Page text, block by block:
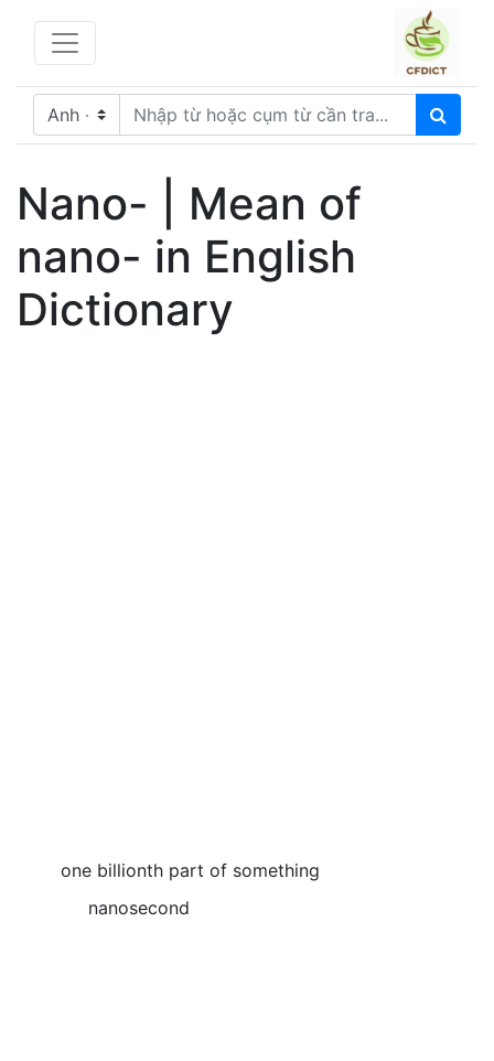
Nano- | Mean of
nano- in English
Dictionary
one billionth part of something
nanosecond